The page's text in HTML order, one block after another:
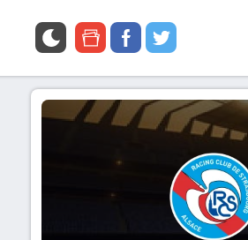
twitter
facebook
google